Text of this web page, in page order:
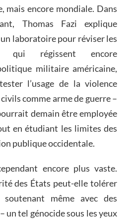
mais encore mondiale. Dans
Thomas Fazi explique
laboratoire pour réviser les
qui régissent encore
militaire américaine,
l’usage de la violence
comme arme de guerre –
demain être employée
en étudiant les limites des
publique occidentale.
encore plus vaste.
des États peut-elle tolérer
même avec des
un tel génocide sous les yeux